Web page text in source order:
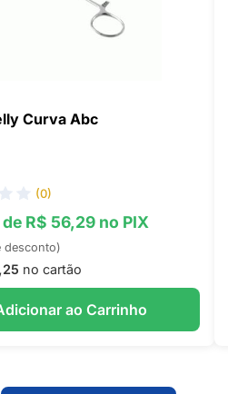
Curva Abc
(0)
R$ 56,29 no PIX
desconto)
no cartão
ao Carrinho